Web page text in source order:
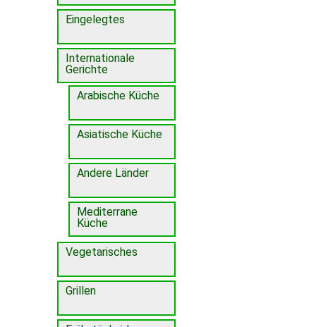
Eingelegtes
Internationale
Gerichte
Arabische Küche
Asiatische Küche
Andere Länder
Mediterrane
Küche
Vegetarisches
Grillen